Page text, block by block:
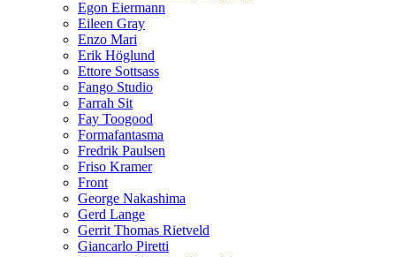
Egon Eiermann
Eileen Gray
Enzo Mari
Erik Höglund
Ettore Sottsass
Fango Studio
Farrah Sit
Fay Toogood
Formafantasma
Fredrik Paulsen
Friso Kramer
Front
George Nakashima
Gerd Lange
Gerrit Thomas Rietveld
Giancarlo Piretti